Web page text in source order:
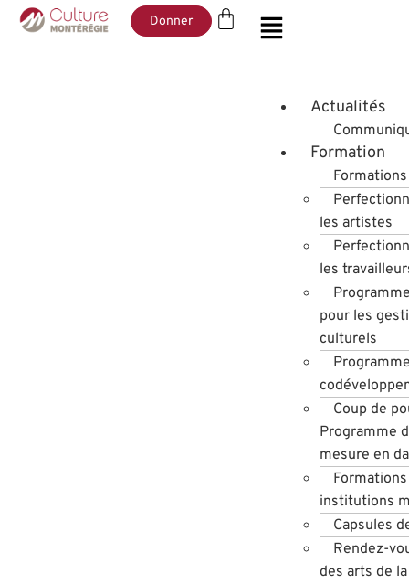
Donner
Actualités
Formation
les artistes
les
pour les
culturels
Coup de
Programme
mesure en
institutions
Capsules
Rendez-
des arts de